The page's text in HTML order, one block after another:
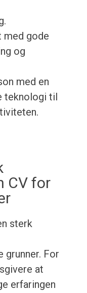
gode
og
med en
teknologi til
CV for
sterk
grunner. For
at
erfaringen